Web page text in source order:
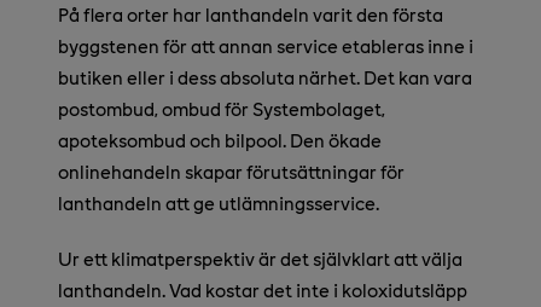
På flera orter har lanthandeln varit den första
byggstenen för att annan service etableras inne i
butiken eller i dess absoluta närhet. Det kan vara
postombud, ombud för Systembolaget,
apoteksombud och bilpool. Den ökade
onlinehandeln skapar förutsättningar för
lanthandeln att ge utlämningsservice.
Ur ett klimatperspektiv är det självklart att välja
lanthandeln. Vad kostar det inte i koloxidutsläpp